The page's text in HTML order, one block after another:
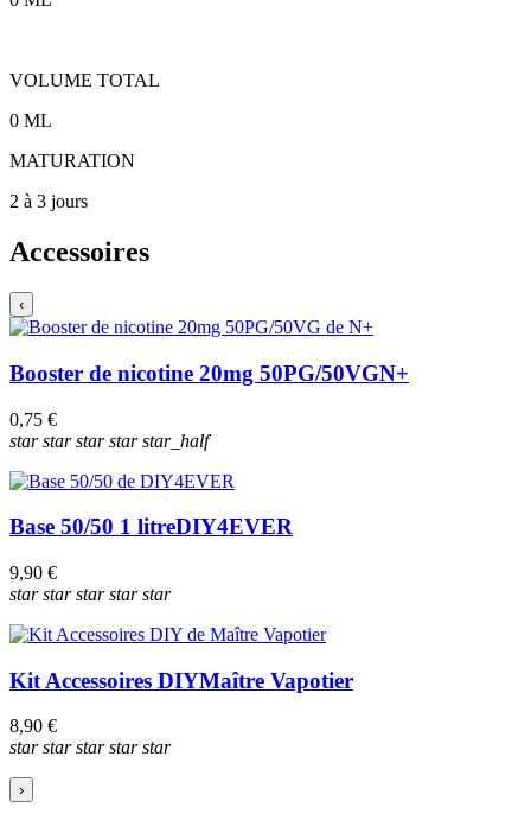
VOLUME TOTAL
0 ML
MATURATION
2 à 3 jours
Accessoires
‹
Booster de nicotine 20mg 50PG/50VGN+
0,75 €
starstarstarstarstar_half
Base 50/50 1 litreDIY4EVER
9,90 €
starstarstarstarstar
Kit Accessoires DIYMaître Vapotier
8,90 €
starstarstarstarstar
›